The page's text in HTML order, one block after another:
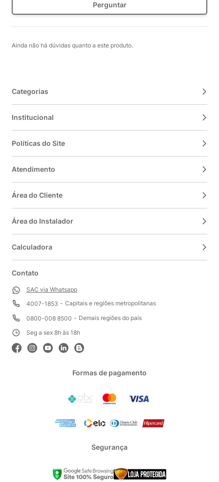
Perguntar
Ainda não há dúvidas quanto a este produto.
Categorias
Institucional
Políticas do Site
Atendimento
Área do Cliente
Área do Instalador
Calculadora
Contato
SAC via Whatsapp
4007-1853
Capitais e regiões metropolitanas
0800-008 8500
Demais regiões do país
Seg a sex 8h às 18h
Formas de pagamento
Segurança